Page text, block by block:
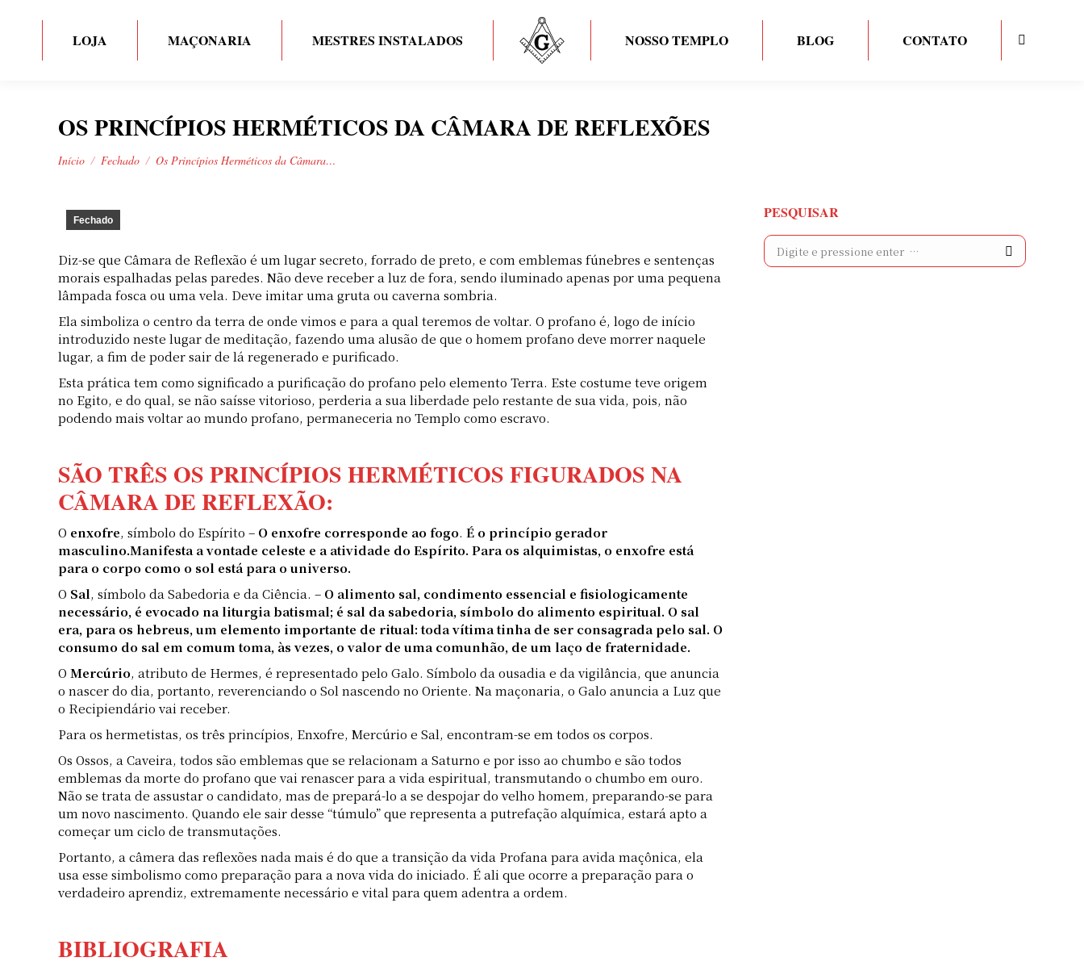
LOJA MAÇONARIA MESTRES INSTALADOS NOSSO TEMPLO BLOG CONTATO Search:
OS PRINCÍPIOS HERMÉTICOS DA CÂMARA DE REFLEXÕES
Início Fechado Os Princípios Herméticos da Câmara…
Fechado
Diz-se que Câmara de Reflexão é um lugar secreto, forrado de preto, e com emblemas fúnebres e sentenças
morais espalhadas pelas paredes. Não deve receber a luz de fora, sendo iluminado apenas por uma pequena
lâmpada fosca ou uma vela. Deve imitar uma gruta ou caverna sombria.
Ela simboliza o centro da terra de onde vimos e para a qual teremos de voltar. O profano é, logo de início
introduzido neste lugar de meditação, fazendo uma alusão de que o homem profano deve morrer naquele
lugar, a fim de poder sair de lá regenerado e purificado.
Esta prática tem como significado a purificação do profano pelo elemento Terra. Este costume teve origem
no Egito, e do qual, se não saísse vitorioso, perderia a sua liberdade pelo restante de sua vida, pois, não
podendo mais voltar ao mundo profano, permaneceria no Templo como escravo.
SÃO TRÊS OS PRINCÍPIOS HERMÉTICOS FIGURADOS NA
CÂMARA DE REFLEXÃO:
O enxofre, símbolo do Espírito – O enxofre corresponde ao fogo. É o princípio gerador
masculino.Manifesta a vontade celeste e a atividade do Espírito. Para os alquimistas, o enxofre está
para o corpo como o sol está para o universo.
O Sal, símbolo da Sabedoria e da Ciência. – O alimento sal, condimento essencial e fisiologicamente
necessário, é evocado na liturgia batismal; é sal da sabedoria, símbolo do alimento espiritual. O sal
era, para os hebreus, um elemento importante de ritual: toda vítima tinha de ser consagrada pelo sal. O
consumo do sal em comum toma, às vezes, o valor de uma comunhão, de um laço de fraternidade.
O Mercúrio, atributo de Hermes, é representado pelo Galo. Símbolo da ousadia e da vigilância, que anuncia
o nascer do dia, portanto, reverenciando o Sol nascendo no Oriente. Na maçonaria, o Galo anuncia a Luz que
o Recipiendário vai receber.
Para os hermetistas, os três princípios, Enxofre, Mercúrio e Sal, encontram-se em todos os corpos.
Os Ossos, a Caveira, todos são emblemas que se relacionam a Saturno e por isso ao chumbo e são todos
emblemas da morte do profano que vai renascer para a vida espiritual, transmutando o chumbo em ouro.
Não se trata de assustar o candidato, mas de prepará-lo a se despojar do velho homem, preparando-se para
um novo nascimento. Quando ele sair desse “túmulo” que representa a putrefação alquímica, estará apto a
começar um ciclo de transmutações.
Portanto, a câmera das reflexões nada mais é do que a transição da vida Profana para avida maçônica, ela
usa esse simbolismo como preparação para a nova vida do iniciado. É ali que ocorre a preparação para o
verdadeiro aprendiz, extremamente necessário e vital para quem adentra a ordem.
BIBLIOGRAFIA
PESQUISAR
Search: